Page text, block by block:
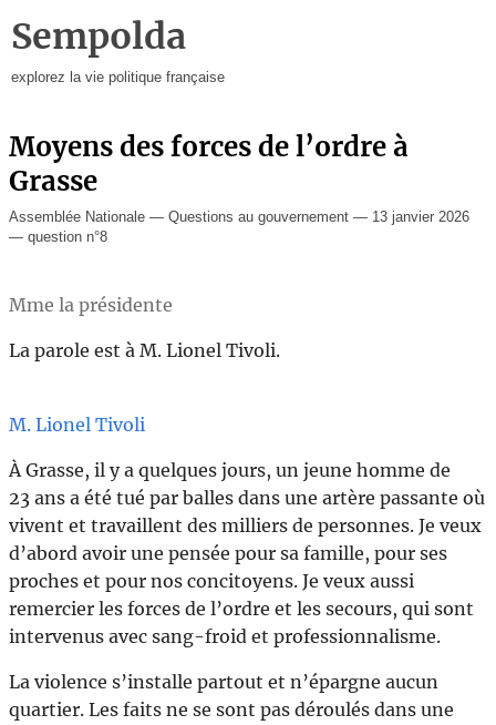
Sempolda
explorez la vie politique française
Moyens des forces de l’ordre à
Grasse
Assemblée Nationale — Questions au gouvernement — 13 janvier 2026
— question n°8
Mme la présidente
La parole est à M. Lionel Tivoli.
M. Lionel Tivoli
À Grasse, il y a quelques jours, un jeune homme de
23 ans a été tué par balles dans une artère passante où
vivent et travaillent des milliers de personnes. Je veux
d’abord avoir une pensée pour sa famille, pour ses
proches et pour nos concitoyens. Je veux aussi
remercier les forces de l’ordre et les secours, qui sont
intervenus avec sang-froid et professionnalisme.
La violence s’installe partout et n’épargne aucun
quartier. Les faits ne se sont pas déroulés dans une